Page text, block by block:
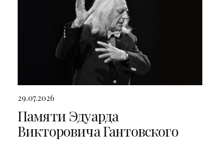
29.07.2026
Памяти Эдуарда
Викторовича Гантовского